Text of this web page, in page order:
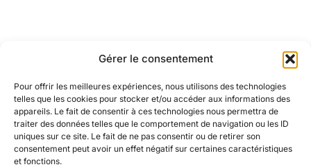
Gérer le consentement
Pour offrir les meilleures expériences, nous utilisons des technologies
telles que les cookies pour stocker et/ou accéder aux informations des
appareils. Le fait de consentir à ces technologies nous permettra de
traiter des données telles que le comportement de navigation ou les ID
uniques sur ce site. Le fait de ne pas consentir ou de retirer son
consentement peut avoir un effet négatif sur certaines caractéristiques
et fonctions.